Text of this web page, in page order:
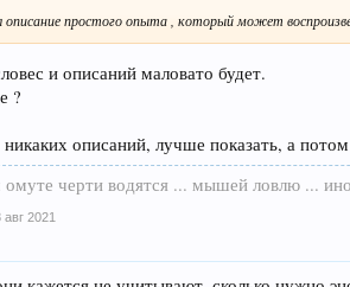
описание простого опыта , который может
и описаний маловато будет.
?
описаний, лучше показать, а
черти водятся ... мышей ловлю ...
авг 2021